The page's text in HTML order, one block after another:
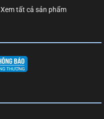
Xem tất cả sản phẩm